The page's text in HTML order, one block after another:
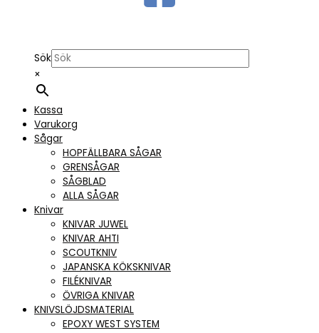
Sök
×
Kassa
Varukorg
Sågar
HOPFÄLLBARA SÅGAR
GRENSÅGAR
SÅGBLAD
ALLA SÅGAR
Knivar
KNIVAR JUWEL
KNIVAR AHTI
SCOUTKNIV
JAPANSKA KÖKSKNIVAR
FILÉKNIVAR
ÖVRIGA KNIVAR
KNIVSLÖJDSMATERIAL
EPOXY WEST SYSTEM